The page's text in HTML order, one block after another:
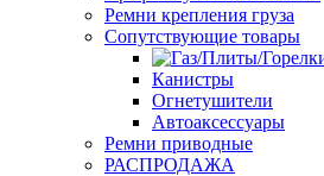
Ремни крепления груза
Сопутствующие товары
Канистры
Огнетушители
Автоаксессуары
Ремни приводные
РАСПРОДАЖА